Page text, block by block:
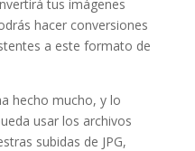
tus imágenes
hacer conversiones
a este formato de
hecho mucho, y lo
usar los archivos
subidas de JPG,